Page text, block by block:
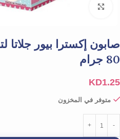
Click to enlarge
صابون إكسترا بيور جلاتا
80 جرام
KD1.25
متوفر في المخزون